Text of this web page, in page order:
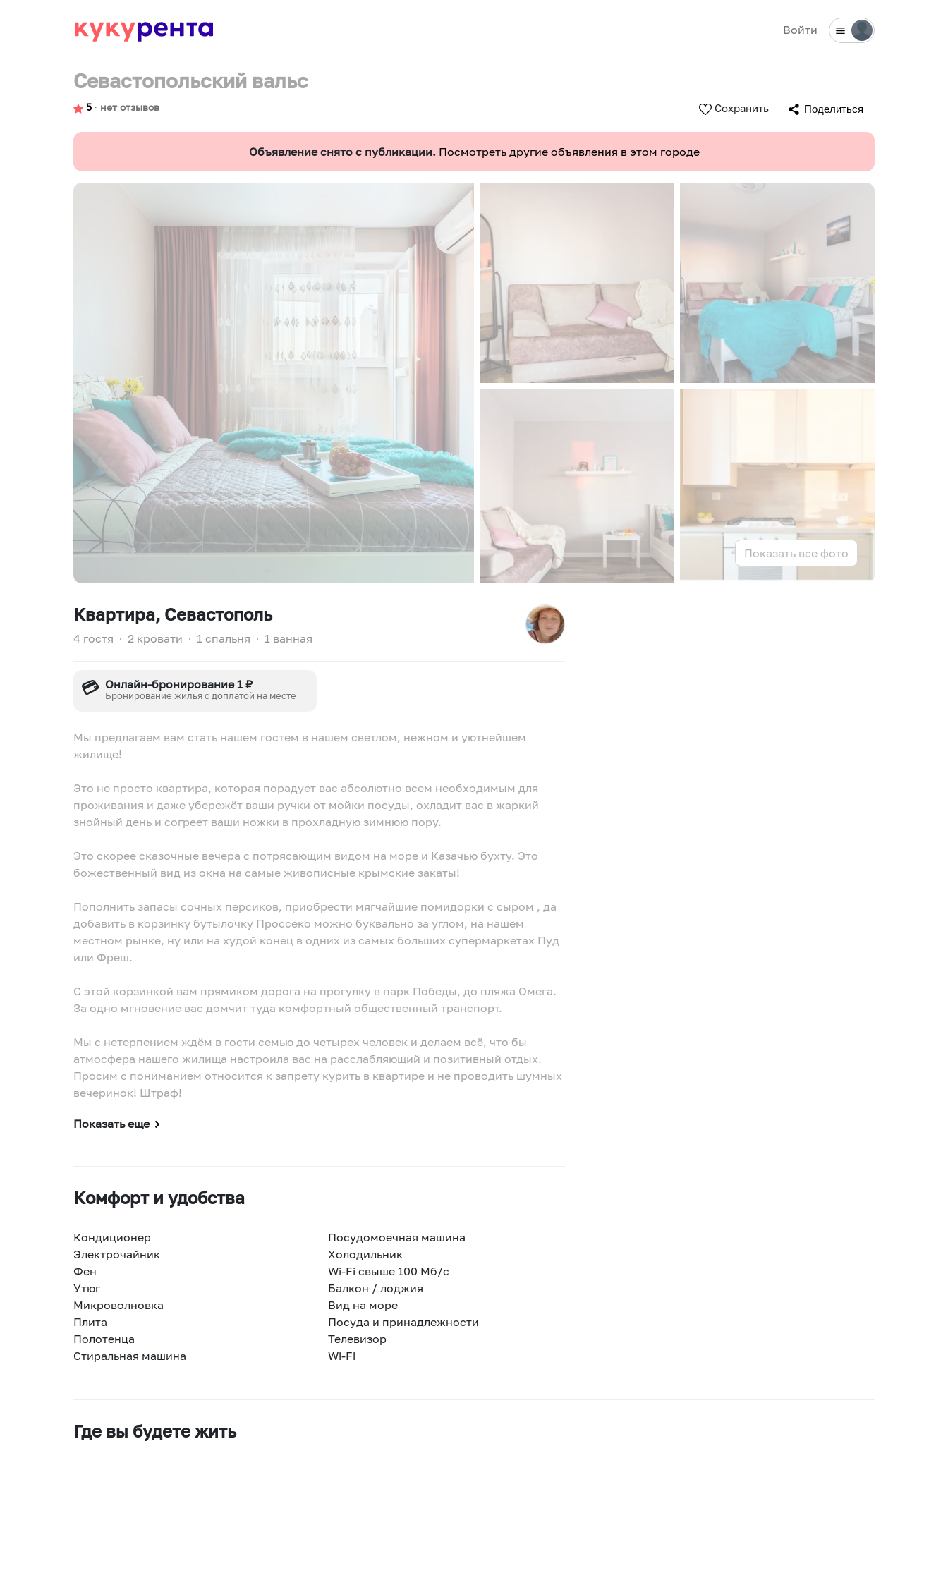
Войти
Севастопольский вальс
5 ∙ нет отзывов Сохранить Поделиться
Объявление снято с публикации. Посмотреть другие объявления в этом городе
Показать все фото
Квартира, Севастополь
4 гостя ∙ 2 кровати ∙ 1 спальня ∙ 1 ванная
💳 Онлайн-бронирование 1 ₽
Бронирование жилья с доплатой на месте
Мы предлагаем вам стать нашем гостем в нашем светлом, нежном и уютнейшем
жилище!
Это не просто квартира, которая порадует вас абсолютно всем необходимым для
проживания и даже убережёт ваши ручки от мойки посуды, охладит вас в жаркий
знойный день и согреет ваши ножки в прохладную зимнюю пору.
Это скорее сказочные вечера с потрясающим видом на море и Казачью бухту. Это
божественный вид из окна на самые живописные крымские закаты!
Пополнить запасы сочных персиков, приобрести мягчайшие помидорки с сыром , да
добавить в корзинку бутылочку Проссеко можно буквально за углом, на нашем
местном рынке, ну или на худой конец в одних из самых больших супермаркетах Пуд
или Фреш.
С этой корзинкой вам прямиком дорога на прогулку в парк Победы, до пляжа Омега.
За одно мгновение вас домчит туда комфортный общественный транспорт.
Мы с нетерпением ждём в гости семью до четырех человек и делаем всё, что бы
атмосфера нашего жилища настроила вас на расслабляющий и позитивный отдых.
Просим с пониманием относится к запрету курить в квартире и не проводить шумных
вечеринок! Штраф!
Показать еще
Комфорт и удобства
Кондиционер
Посудомоечная машина
Электрочайник
Холодильник
Фен
Wi-Fi свыше 100 Мб/с
Утюг
Балкон / лоджия
Микроволновка
Вид на море
Плита
Посуда и принадлежности
Полотенца
Телевизор
Стиральная машина
Wi-Fi
Где вы будете жить